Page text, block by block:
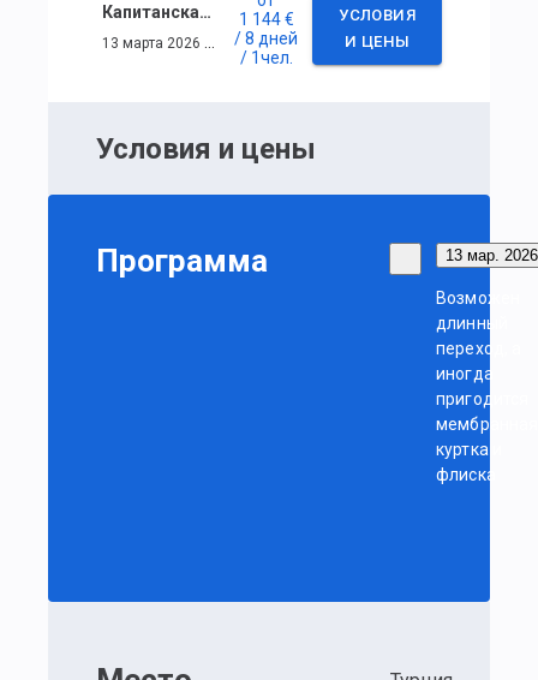
Капитанская практика в Турции. 7 дней.
13 марта 2026 г. — 20 марта 2026 г.
1 144 €
/ 8 дней
/ 1чел.
УСЛОВИЯ
И ЦЕНЫ
Условия и цены
Программа 13 мар. 2026
Возможен
длинный
переход, а
иногда
пригодится
мембранная
куртка и
флиска